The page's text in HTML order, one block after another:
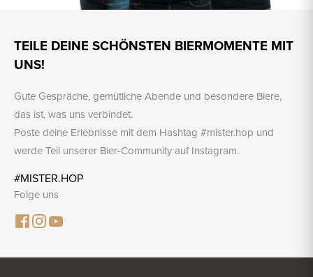
TEILE DEINE SCHÖNSTEN BIERMOMENTE MIT
UNS!
Gute Gespräche, gemütliche Abende und besondere Biere,
das ist, was uns verbindet.
Poste deine Erlebnisse mit dem Hashtag #mister.hop und
werde Teil unserer Bier-Community auf Instagram.
#MISTER.HOP
Folge uns